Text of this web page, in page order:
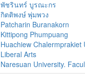
พัชรินทร์ บูรณะกร
กิตติพงษ์ พุ่มพวง
Patcharin Buranakorn
Kittipong Phumpuang
Huachiew Chalermprakiet
Liberal Arts
Naresuan University.